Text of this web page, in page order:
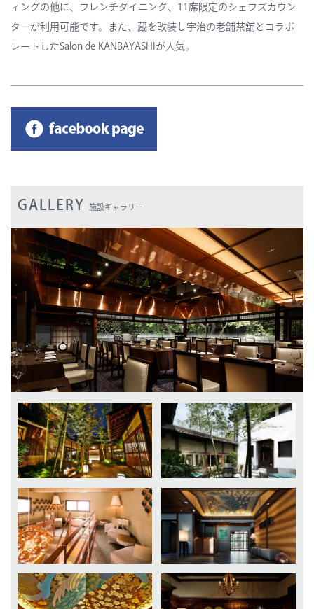
ィングの他に、フレンチダイニング、11席限定のシェフズカウン
ターが利用可能です。また、蔵を改装し宇治の老舗茶舗とコラボ
レートしたSalon de KANBAYASHIが人気。
GALLERY施設ギャラリー